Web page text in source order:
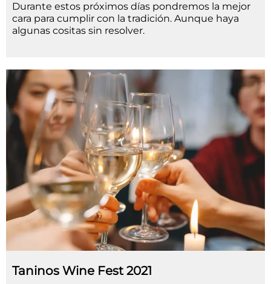
Durante estos próximos días pondremos la mejor
cara para cumplir con la tradición. Aunque haya
algunas cositas sin resolver.
Taninos Wine Fest 2021